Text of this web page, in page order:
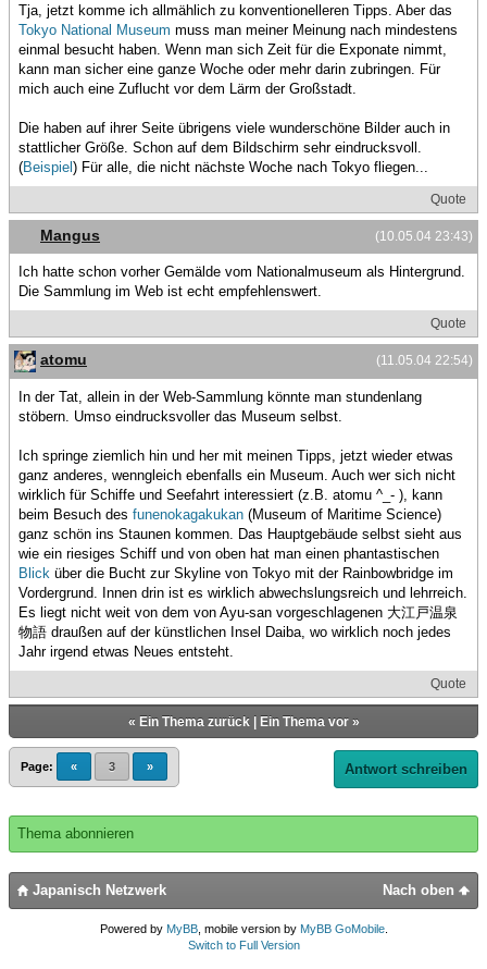
Tja, jetzt komme ich allmählich zu konventionelleren Tipps. Aber das
Tokyo National Museum muss man meiner Meinung nach mindestens
einmal besucht haben. Wenn man sich Zeit für die Exponate nimmt,
kann man sicher eine ganze Woche oder mehr darin zubringen. Für
mich auch eine Zuflucht vor dem Lärm der Großstadt.
Die haben auf ihrer Seite übrigens viele wunderschöne Bilder auch in
stattlicher Größe. Schon auf dem Bildschirm sehr eindrucksvoll.
(Beispiel ) Für alle, die nicht nächste Woche nach Tokyo fliegen...
Quote
(10.05.04 23:43)
Mangus
Ich hatte schon vorher Gemälde vom Nationalmuseum als Hintergrund.
Die Sammlung im Web ist echt empfehlenswert.
Quote
(11.05.04 22:54)
atomu
In der Tat, allein in der Web-Sammlung könnte man stundenlang
stöbern. Umso eindrucksvoller das Museum selbst.
Ich springe ziemlich hin und her mit meinen Tipps, jetzt wieder etwas
ganz anderes, wenngleich ebenfalls ein Museum. Auch wer sich nicht
wirklich für Schiffe und Seefahrt interessiert (z.B. atomu ^_- ), kann
beim Besuch des funenokagakukan (Museum of Maritime Science)
ganz schön ins Staunen kommen. Das Hauptgebäude selbst sieht aus
wie ein riesiges Schiff und von oben hat man einen phantastischen
Blick über die Bucht zur Skyline von Tokyo mit der Rainbowbridge im
Vordergrund. Innen drin ist es wirklich abwechslungsreich und lehrreich.
Es liegt nicht weit von dem von Ayu-san vorgeschlagenen 大江戸温泉
物語 draußen auf der künstlichen Insel Daiba, wo wirklich noch jedes
Jahr irgend etwas Neues entsteht.
Quote
« Ein Thema zurück| Ein Thema vor»
Page: « 3 » Antwort schreiben
Thema abonnieren
Nach oben
Japanisch Netzwerk
Powered by MyBB, mobile version by MyBB GoMobile.
Switch to Full Version